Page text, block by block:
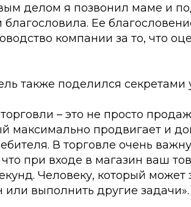
делом я позвонил маме и
Ее
компании за то, что
также поделился
– это не просто
максимально продвигает и
В торговле очень
что при входе в магазин ваш
Человеку, который может
или выполнить другие задачи».